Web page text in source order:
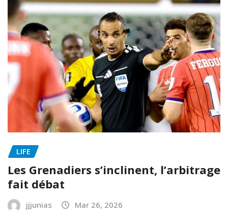
LIFE
Les Grenadiers s’inclinent, l’arbitrage
fait débat
jjjunias Mar 26, 2026